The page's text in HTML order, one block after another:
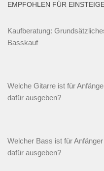
EMPFOHLEN FÜR
Kaufberatung:
Basskauf
Welche Gitarre ist für
dafür ausgeben?
Welcher Bass ist für
dafür ausgeben?